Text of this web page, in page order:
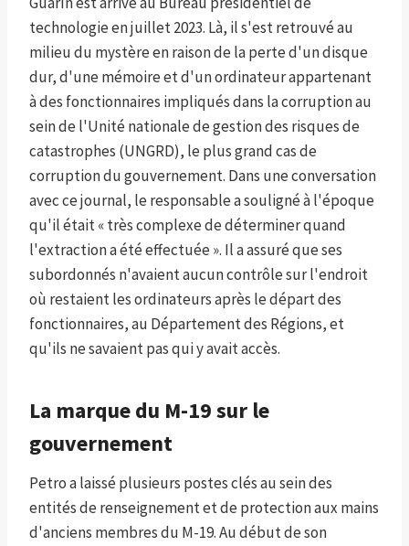
technologie en juillet 2023. Là, il s'est retrouvé au
milieu du mystère en raison de la perte d'un disque
dur, d'une mémoire et d'un ordinateur appartenant
à des fonctionnaires impliqués dans la corruption au
sein de l'Unité nationale de gestion des risques de
catastrophes (UNGRD), le plus grand cas de
corruption du gouvernement. Dans une conversation
avec ce journal, le responsable a souligné à l'époque
qu'il était « très complexe de déterminer quand
l'extraction a été effectuée ». Il a assuré que ses
subordonnés n'avaient aucun contrôle sur l'endroit
où restaient les ordinateurs après le départ des
fonctionnaires, au Département des Régions, et
qu'ils ne savaient pas qui y avait accès.
La marque du M-19 sur le
gouvernement
Petro a laissé plusieurs postes clés au sein des
entités de renseignement et de protection aux mains
d'anciens membres du M-19. Au début de son